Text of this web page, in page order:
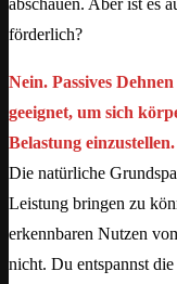
abschauen. Aber ist es
förderlich?
Nein. Passives
geeignet, um sich
Belastung einzustellen.
Die natürliche
Leistung bringen zu
erkennbaren Nutzen
nicht. Du entspannst